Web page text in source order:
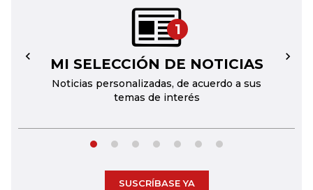
1
MI SELECCIÓN DE NOTICIAS
Noticias personalizadas, de acuerdo a sus
temas de interés
← →
SUSCRÍBASE YA